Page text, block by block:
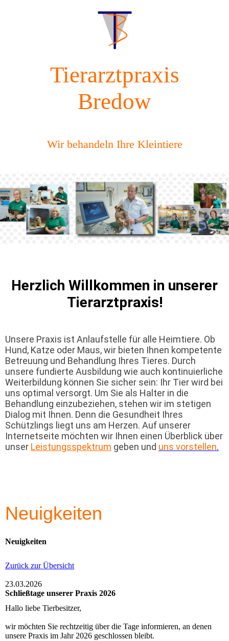
Tierarztpraxis
Bredow
Wir behandeln Ihre Kleintiere
Herzlich Willkommen in unserer
Tierarztpraxis!
Unsere Praxis ist Anlaufstelle für alle Heimtiere. Ob
Hund, Katze oder Maus, wir bieten Ihnen kompetente
Betreuung und Behandlung Ihres Tieres. Durch
unsere fundierte Ausbildung wie auch kontinuierliche
Weiterbildung können Sie sicher sein: Ihr Tier wird bei
uns optimal versorgt. Um Sie als Halter in die
Behandlung einzubeziehen, stehen wir im stetigen
Dialog mit Ihnen. Denn die Gesundheit Ihres
Schützlings liegt uns am Herzen. Auf unserer
Internetseite möchten wir Ihnen einen Überblick über
unser Leistungsspektrum geben und uns vorstellen.
Neuigkeiten
Neuigkeiten
Zurück zur Übersicht
23.03.2026
Schließtage unserer Praxis 2026
Hallo liebe Tierbesitzer,
wir möchten Sie rechtzeitig über die Tage informieren, an denen
unsere Praxis im Jahr 2026 geschlossen bleibt.